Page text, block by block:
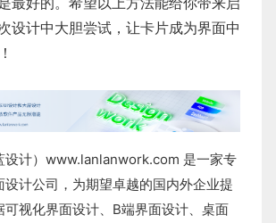
设计中大胆尝试，让卡片成为界面中
计） www.lanlanwork.com 是一家专
设计公司，为期望卓越的国内外企业提
可视化界面设计、 B端界面设计、 桌面